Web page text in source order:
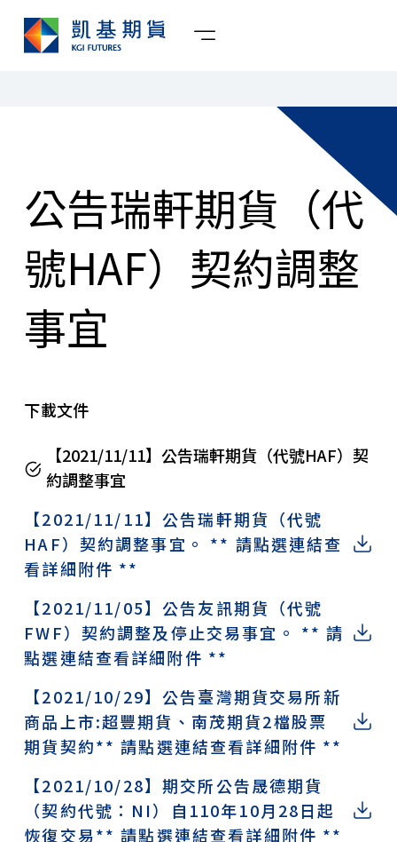
公告瑞軒期貨（代
號HAF）契約調整
事宜
下載文件
【2021/11/11】公告瑞軒期貨（代號HAF）契
約調整事宜
【2021/11/11】公告瑞軒期貨（代號
HAF）契約調整事宜。 ** 請點選連結查
看詳細附件 **
【2021/11/05】公告友訊期貨（代號
FWF）契約調整及停止交易事宜。 ** 請
點選連結查看詳細附件 **
【2021/10/29】公告臺灣期貨交易所新
商品上市:超豐期貨、南茂期貨2檔股票
期貨契約** 請點選連結查看詳細附件 **
【2021/10/28】期交所公告晟德期貨
（契約代號：NI）自110年10月28日起
恢復交易** 請點選連結查看詳細附件 **